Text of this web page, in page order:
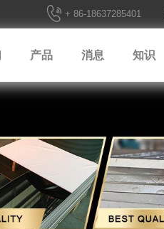
+ 86-18637285401
产品 消息 知识